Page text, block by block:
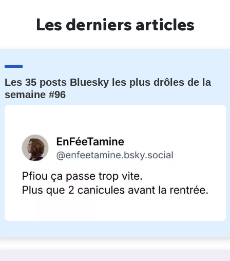
Les derniers articles
Les 35 posts Bluesky les plus drôles de la
semaine #96
Un Thread